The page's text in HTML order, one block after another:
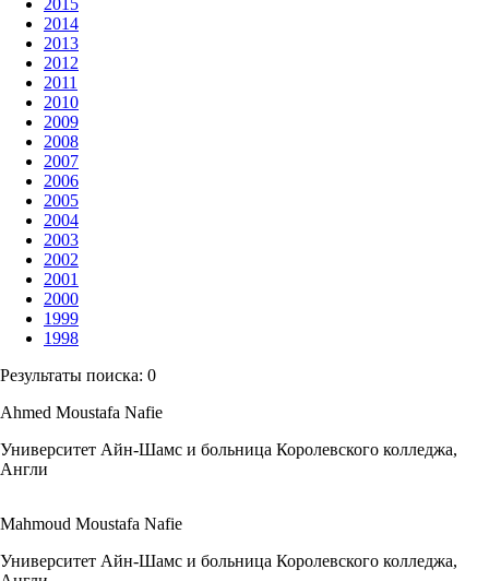
2015
2014
2013
2012
2011
2010
2009
2008
2007
2006
2005
2004
2003
2002
2001
2000
1999
1998
Результаты поиска: 0
Ahmed Moustafa Nafie
Университет Айн-Шамс и больница Королевского колледжа,
Англи
Mahmoud Moustafa Nafie
Университет Айн-Шамс и больница Королевского колледжа,